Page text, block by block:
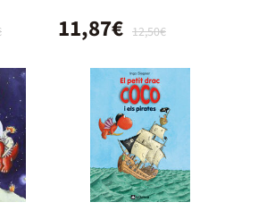
12,50€
11,87€